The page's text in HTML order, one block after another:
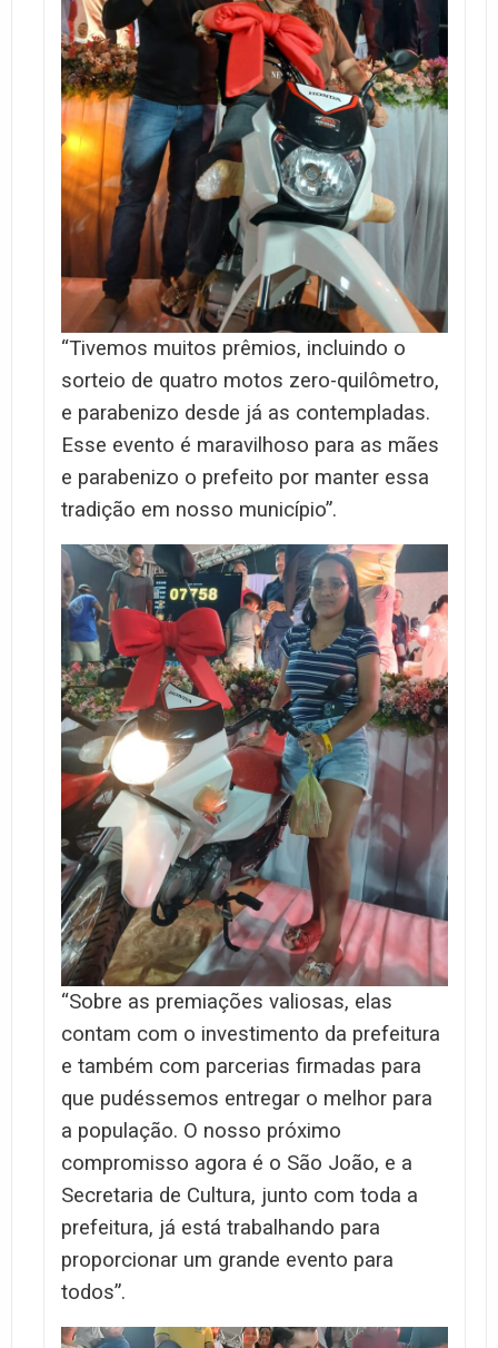
“Tivemos muitos prêmios, incluindo o
sorteio de quatro motos zero-quilômetro,
e parabenizo desde já as contempladas.
Esse evento é maravilhoso para as mães
e parabenizo o prefeito por manter essa
tradição em nosso município”.
“Sobre as premiações valiosas, elas
contam com o investimento da prefeitura
e também com parcerias firmadas para
que pudéssemos entregar o melhor para
a população. O nosso próximo
compromisso agora é o São João, e a
Secretaria de Cultura, junto com toda a
prefeitura, já está trabalhando para
proporcionar um grande evento para
todos”.
Tocador